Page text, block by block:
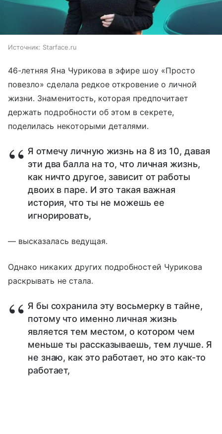
Источник: Starface.ru
46-летняя Яна Чурикова в эфире шоу «Просто
повезло» сделала редкое откровение о личной
жизни. Знаменитость, которая предпочитает
держать подробности об этом в секрете,
поделилась некоторыми деталями.
Я отмечу личную жизнь на 8 из 10, давая
эти два балла на то, что личная жизнь,
как ничто другое, зависит от работы
двоих в паре. И это такая важная
история, что ты не можешь ее
игнорировать,
— высказалась ведущая.
Однако никаких других подробностей Чурикова
раскрывать не стала.
Я бы сохранила эту восьмерку в тайне,
потому что именно личная жизнь
является тем местом, о котором чем
меньше ты рассказываешь, тем лучше. Я
не знаю, как это работает, но это как-то
работает,